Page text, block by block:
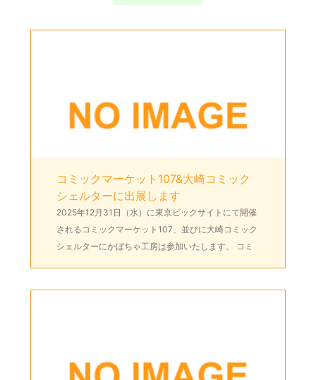
コミックマーケット107&大崎コミック
シェルターに出展します
2025年12月31日（水）に東京ビックサイトにて開催
されるコミックマーケット107、並びに大崎コミック
シェルターにかぼちゃ工房は参加いたします。 コミ